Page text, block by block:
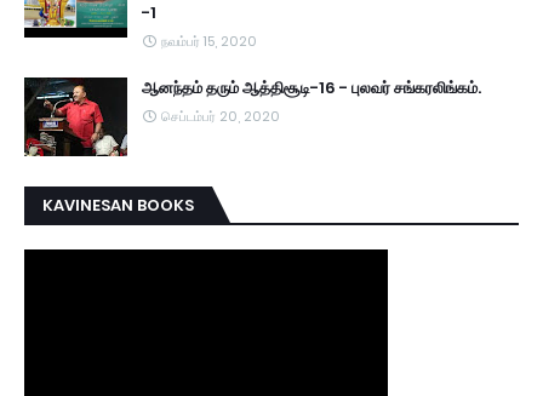
-1
நவம்பர் 15, 2020
ஆனந்தம் தரும் ஆத்திசூடி-16 - புலவர் சங்கரலிங்கம்.
செப்டம்பர் 20, 2020
KAVINESAN BOOKS